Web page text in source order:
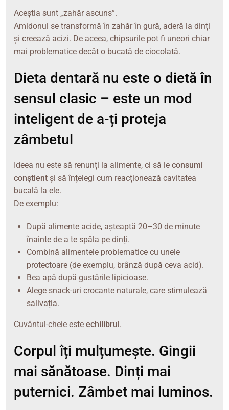
Aceștia sunt „zahăr ascuns”.
Amidonul se transformă în zahăr în gură, aderă la dinți
și creează acizi. De aceea, chipsurile pot fi uneori chiar
mai problematice decât o bucată de ciocolată.
Dieta dentară nu este o dietă în
sensul clasic – este un mod
inteligent de a-ți proteja
zâmbetul
Ideea nu este să renunți la alimente, ci să le consumi
conștient și să înțelegi cum reacționează cavitatea
bucală la ele.
De exemplu:
După alimente acide, așteaptă 20–30 de minute
înainte de a te spăla pe dinți.
Combină alimentele problematice cu unele
protectoare (de exemplu, brânză după ceva acid).
Bea apă după gustările lipicioase.
Alege snack-uri crocante naturale, care stimulează
salivația.
Cuvântul-cheie este echilibrul.
Corpul îți mulțumește. Gingii
mai sănătoase. Dinți mai
puternici. Zâmbet mai luminos.